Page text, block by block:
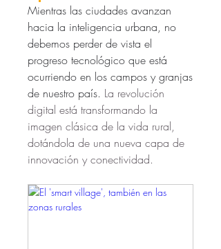
Mientras las ciudades avanzan
hacia la inteligencia urbana, no
debemos perder de vista el
progreso tecnológico que está
ocurriendo en los campos y granjas
de nuestro país. La revolución
digital está transformando la
imagen clásica de la vida rural,
dotándola de una nueva capa de
innovación y conectividad.